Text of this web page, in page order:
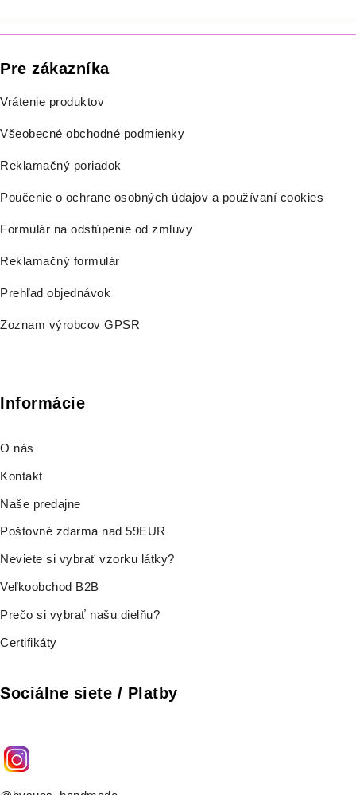
Pre zákazníka
Vrátenie produktov
Všeobecné obchodné podmienky
Reklamačný poriadok
Poučenie o ochrane osobných údajov a používaní cookies
Formulár na odstúpenie od zmluvy
Reklamačný formulár
Prehľad objednávok
Zoznam výrobcov GPSR
Informácie
O nás
Kontakt
Naše predajne
Poštovné zdarma nad 59EUR
Neviete si vybrať vzorku látky?
Veľkoobchod B2B
Prečo si vybrať našu dielňu?
Certifikáty
Sociálne siete / Platby